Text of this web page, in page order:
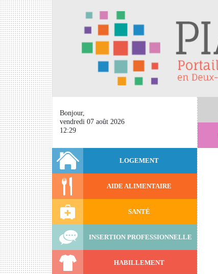
Bonjour,
vendredi 07 août 2026
12:29
LOGEMENT
AIDE ALIMENTAIRE
SANTÉ
INSERTION PROFESSIONNELLE
HABILLEMENT